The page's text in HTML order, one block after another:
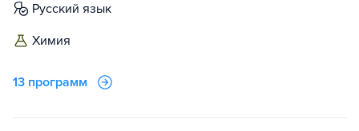
русский язык
химия
13 программ